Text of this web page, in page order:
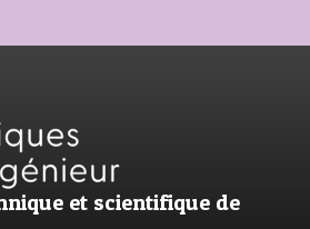
et scientifique de